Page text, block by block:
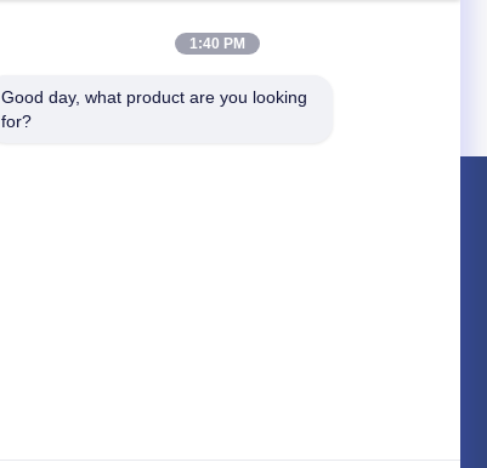
1:40 PM
Good day, what product are you looking
for?